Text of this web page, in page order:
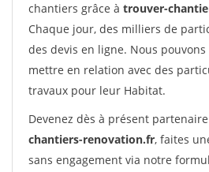
chantiers grâce à trouver-
Chaque jour, des milliers de
des devis en ligne. Nous
mettre en relation avec des
travaux pour leur Habitat.
Devenez dès à présent
chantiers-renovation.fr, faites
sans engagement via notre